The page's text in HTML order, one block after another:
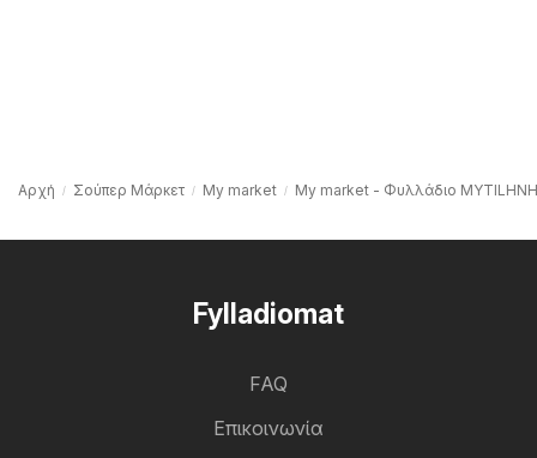
Αρχή Σούπερ Μάρκετ My market My market - Φυλλάδιο MYTILHNH
Fylladiomat
FAQ
Επικοινωνία